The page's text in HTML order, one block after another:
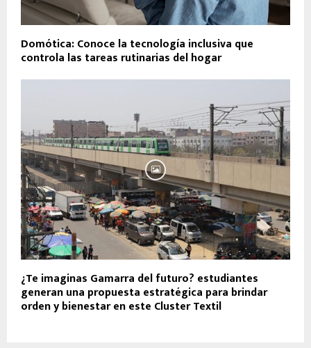
Domótica: Conoce la tecnología inclusiva que
controla las tareas rutinarias del hogar
¿Te imaginas Gamarra del futuro? estudiantes
generan una propuesta estratégica para brindar
orden y bienestar en este Cluster Textil